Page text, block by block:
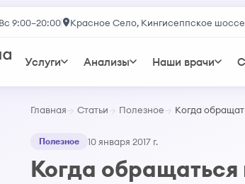
9:00–20:00 Красное Село, Кингисеппское
Услуги Анализы Наши врачи
Главная Статьи Полезное Когда
Полезное 10 января 2017 г.
Когда обращаться